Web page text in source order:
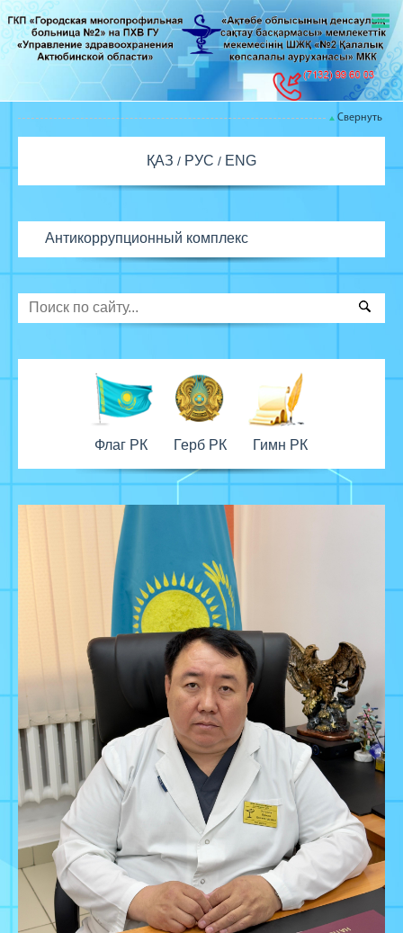
Свернуть
ҚАЗ РУС ENG
Антикоррупционный комплекс
Флаг РК Герб РК Гимн РК